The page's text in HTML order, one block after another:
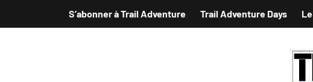
S’abonner à Trail Adventure Trail Adventure Days